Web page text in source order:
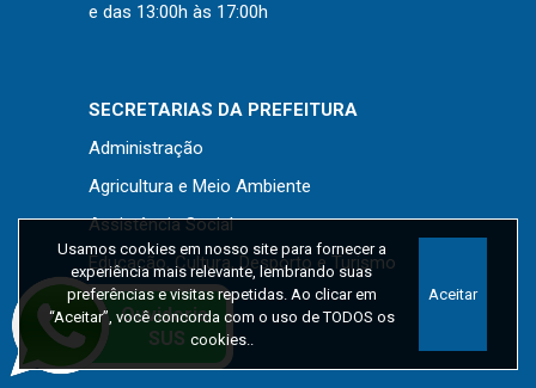
Usamos cookies em nosso site para fornecer a
experiência mais relevante, lembrando suas
preferências e visitas repetidas. Ao clicar em
“Aceitar”, você concorda com o uso de TODOS os
cookies..
Aceitar
e das 13:00h às 17:00h
SECRETARIAS DA PREFEITURA
Administração
Agricultura e Meio Ambiente
Assistência Social
Educação, Cultura, Desporto e Turismo
Obras
Saúde